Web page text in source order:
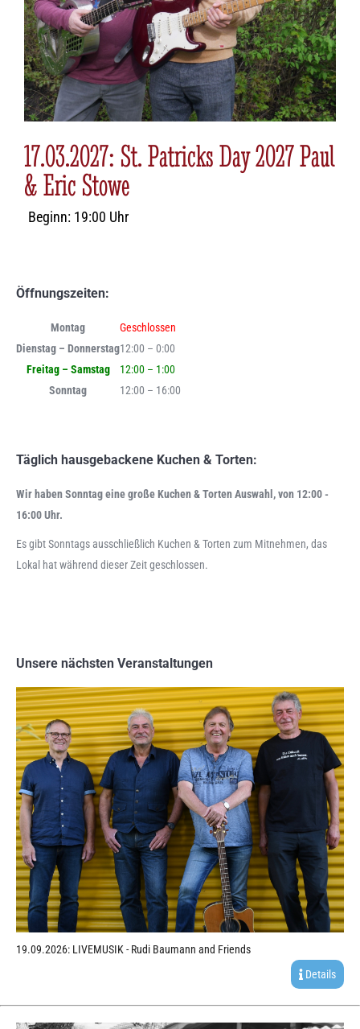
17.03.2027: St. Patricks Day 2027 Paul
& Eric Stowe
Beginn: 19:00 Uhr
Öffnungszeiten:
Montag
Geschlossen
Dienstag – Donnerstag12:00 – 0:00
Freitag – Samstag
12:00 – 1:00
Sonntag
12:00 – 16:00
Täglich hausgebackene Kuchen & Torten:
Wir haben Sonntag eine große Kuchen & Torten Auswahl, von 12:00 -
16:00 Uhr.
Es gibt Sonntags ausschließlich Kuchen & Torten zum Mitnehmen, das
Lokal hat während dieser Zeit geschlossen.
Unsere nächsten Veranstaltungen
19.09.2026: LIVEMUSIK - Rudi Baumann and Friends
Details